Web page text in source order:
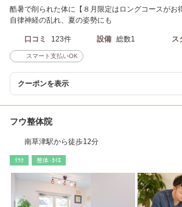
酷暑で削られた体に【８月限定はロングコースがお
自律神経の乱れ、夏の姿勢にも
口コミ 123件 設備 総数1 ス
スマート支払いOK
クーポンを表示
フウ整体院
南草津駅から徒歩12分
ﾘﾗｸ 整体･ｶｲﾛ